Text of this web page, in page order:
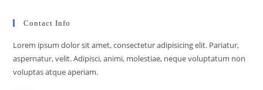
Contact Info
Lorem ipsum dolor sit amet, consectetur adipisicing elit. Pariatur,
aspernatur, velit. Adipisci, animi, molestiae, neque voluptatum non
voluptas atque aperiam.